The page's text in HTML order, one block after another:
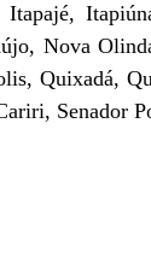
Nova
Quixadá,